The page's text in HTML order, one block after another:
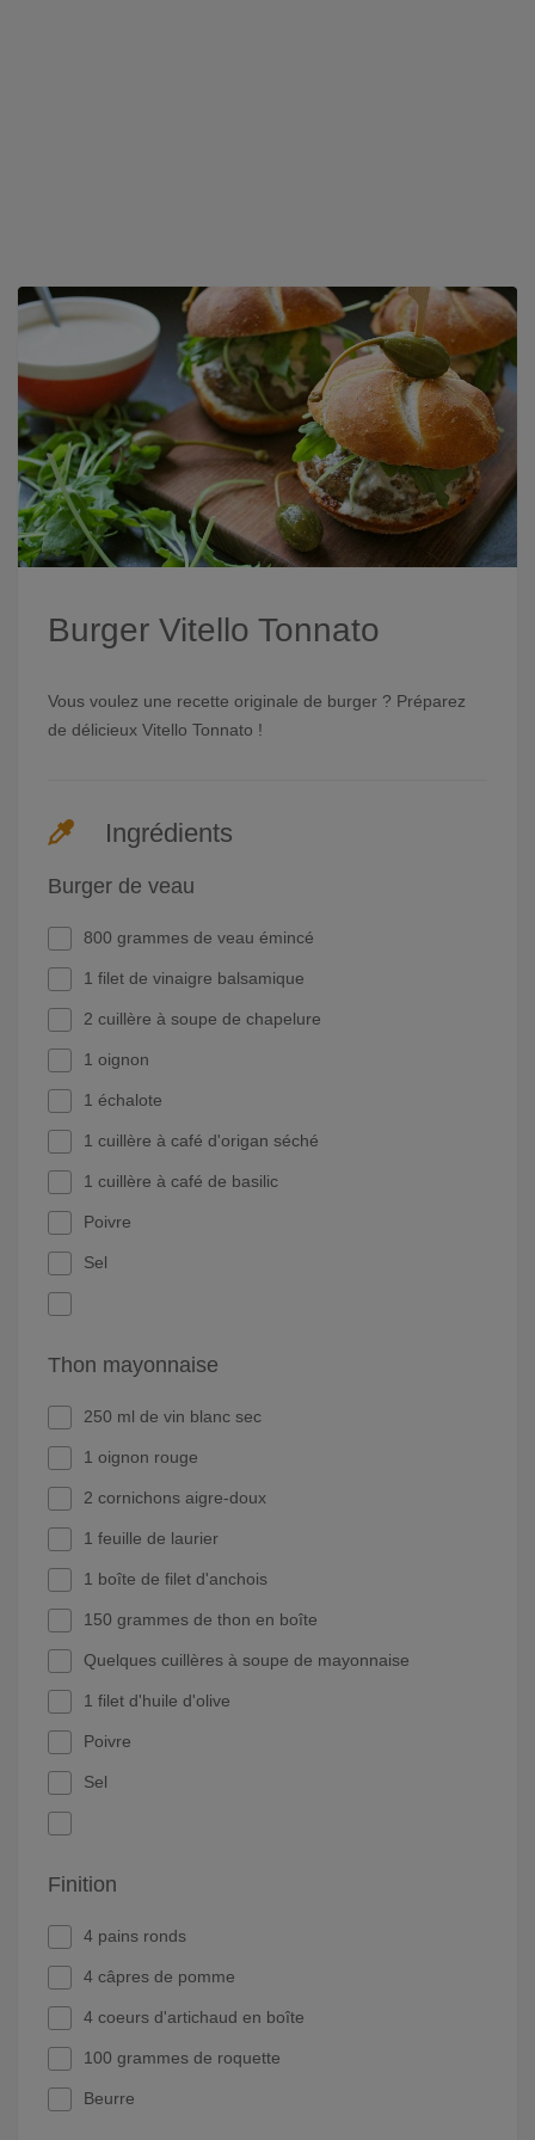
Burger Vitello Tonnato
Vous voulez une recette originale de burger ? Préparez
de délicieux Vitello Tonnato !
Ingrédients
Burger de veau
800 grammes de veau émincé
1 filet de vinaigre balsamique
2 cuillère à soupe de chapelure
1 oignon
1 échalote
1 cuillère à café d'origan séché
1 cuillère à café de basilic
Poivre
Sel
Thon mayonnaise
250 ml de vin blanc sec
1 oignon rouge
2 cornichons aigre-doux
1 feuille de laurier
1 boîte de filet d'anchois
150 grammes de thon en boîte
Quelques cuillères à soupe de mayonnaise
1 filet d'huile d'olive
Poivre
Sel
Finition
4 pains ronds
4 câpres de pomme
4 coeurs d'artichaud en boîte
100 grammes de roquette
Beurre